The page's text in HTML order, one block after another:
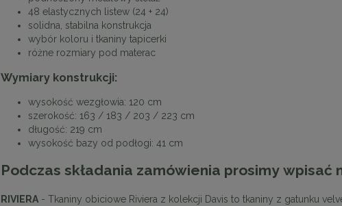
MaMaison krzesło TOMI brązowe
719,10 zł
Cena regularna:799,00 zł
764,10 zł
Cena regularna:849,00 zł
48 elastycznych listew (24 + 24)
solidna, stabilna konstrukcja
wybór koloru i tkaniny tapicerki
różne rozmiary pod materac
Wymiary konstrukcji:
wysokość wezgłowia: 120 cm
szerokość: 163 / 183 / 203 / 223 cm
długość: 219 cm
wysokość bazy od podłogi: 41 cm
Podczas składania zamówienia prosimy
RIVIERA - Tkaniny obiciowe Riviera z kolekcji Davis to tkaniny z gatunku